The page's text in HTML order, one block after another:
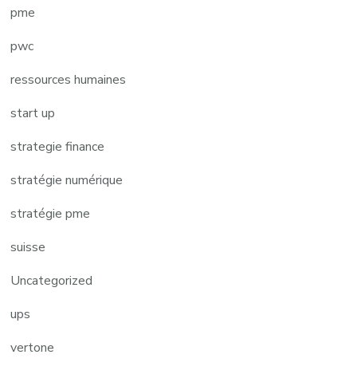
pme
pwc
ressources humaines
start up
strategie finance
stratégie numérique
stratégie pme
suisse
Uncategorized
ups
vertone